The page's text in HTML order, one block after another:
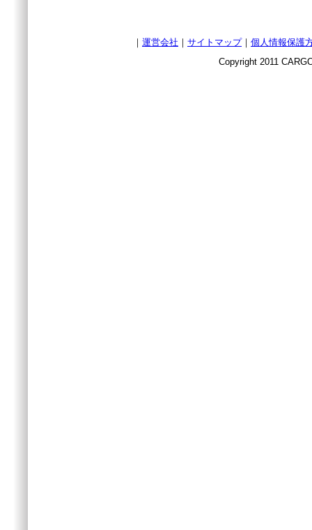
｜ 運営会社 ｜ サイトマップ｜ 個人情報保護
Copyright 2011